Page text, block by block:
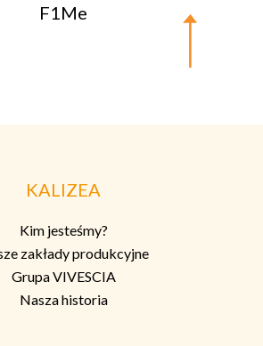
F1Me
KALIZEA
Kim jesteśmy?
zakłady produkcyjne
Grupa VIVESCIA
Nasza historia